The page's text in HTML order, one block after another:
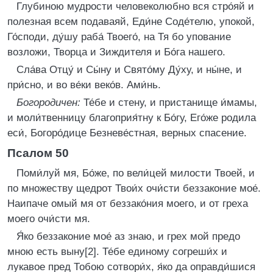
Глубиною мудрости человеколюбно вся стро́яй и
полезная всем подаваяй, Еди́не Соде́телю, упокой,
Го́споди, ду́шу раба́ Твоего́, на Тя бо упование
возложи, Творца и Зиждителя и Бо́га нашего.
Сла́ва Отцу́ и Сы́ну и Свято́му Ду́ху, и ны́не, и
при́сно, и во ве́ки веко́в. Ами́нь.
Богородичен: Те́бе и стену, и пристанище и́мамы,
и моли́твенницу благоприя́тну к Бо́гу, Его́же родила
еси́, Богоро́дице Безневе́стная, верных спасение.
Псалом 50
Поми́луй мя, Бо́же, по вели́цей милости Твоей, и
по множеству щедрот Твои́х очи́сти беззаконие мое́.
Наипаче омый мя от беззако́ния моего, и от греха
моего очи́сти мя.
Я́ко беззаконие мое́ аз знаю, и грех мой предо
мною есть выну[2]. Те́бе единому согреши́х и
лукавое пред Тобою сотвори́х, я́ко да оправди́шися